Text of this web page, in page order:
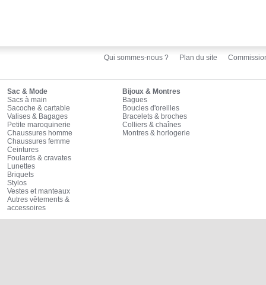
Qui sommes-nous ? Plan du site
Sac & Mode
Sacs à main
Sacoche & cartable
Valises & Bagages
Petite maroquinerie
Chaussures homme
Chaussures femme
Ceintures
Foulards & cravates
Lunettes
Briquets
Stylos
Vestes et manteaux
Autres vêtements &
accessoires
Bijoux & Montres
Bagues
Boucles d'oreilles
Bracelets & broches
Colliers & chaînes
Montres & horlogerie